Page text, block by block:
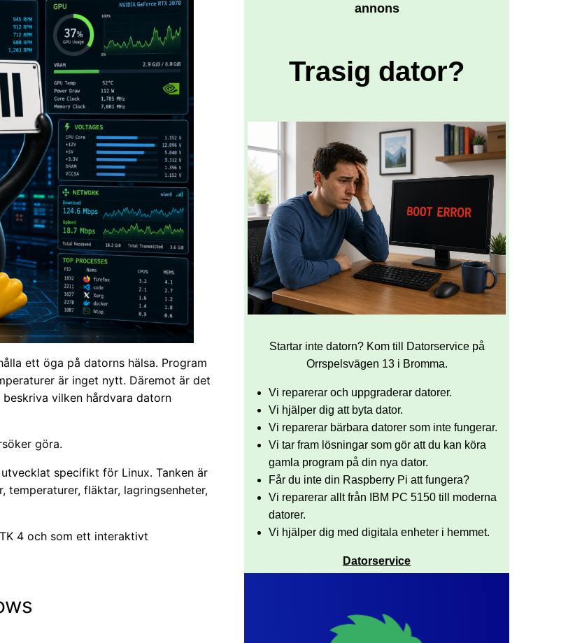
ett öga på datorns hälsa. Program
är inget nytt. Däremot är det
vilken hårdvara datorn
göra.
specifikt för Linux. Tanken är
temperaturer, fläktar, lagringsenheter,
4 och som ett interaktivt
annons
Trasig dator?
Startar inte datorn? Kom till Datorservice på
Orrspelsvägen 13 i Bromma.
Vi reparerar och uppgraderar datorer.
Vi hjälper dig att byta dator.
Vi reparerar bärbara datorer som inte fungerar.
Vi tar fram lösningar som gör att du kan köra
gamla program på din nya dator.
Får du inte din Raspberry Pi att fungera?
Vi reparerar allt från IBM PC 5150 till moderna
datorer.
Vi hjälper dig med digitala enheter i hemmet.
Datorservice